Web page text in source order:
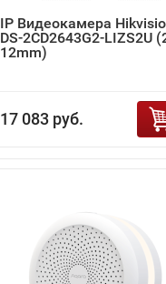
IP Видеокамера
DS-2CD2643G2-LIZS2U
12mm)
17 083 руб.